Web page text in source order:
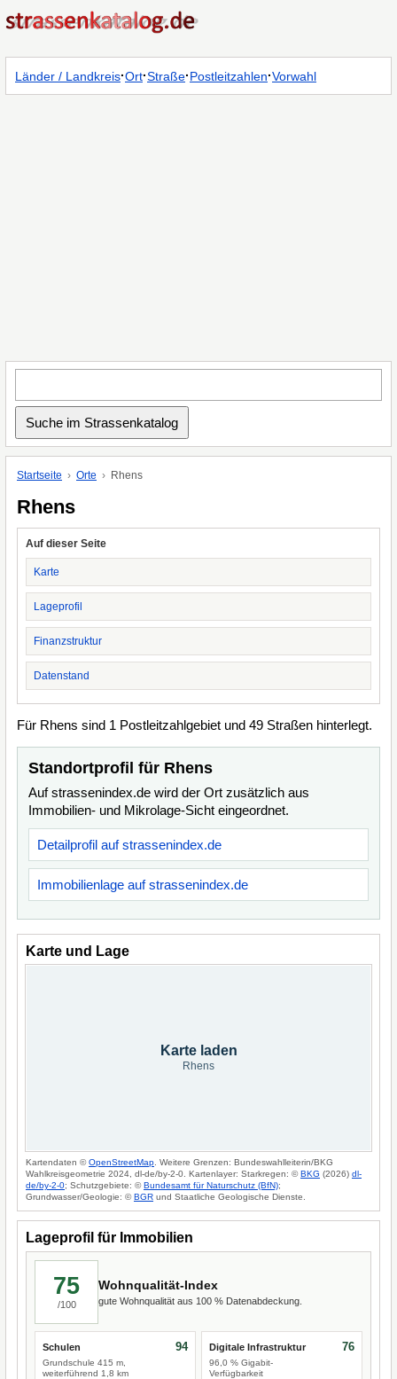
Länder / Landkreis·Ort·Straße·Postleitzahlen·Vorwahl
Startseite Orte Rhens
Rhens
Auf dieser Seite
Karte
Lageprofil
Finanzstruktur
Datenstand
Für Rhens sind 1 Postleitzahlgebiet und 49 Straßen hinterlegt.
Standortprofil für Rhens
Auf strassenindex.de wird der Ort zusätzlich aus
Immobilien- und Mikrolage-Sicht eingeordnet.
Detailprofil auf strassenindex.de
Immobilienlage auf strassenindex.de
Karte und Lage
Karte laden
Rhens
Kartendaten ©OpenStreetMap . Weitere Grenzen: Bundeswahlleiterin/BKG
Wahlkreisgeometrie 2024, dl-de/by-2-0. Kartenlayer: Starkregen: ©BKG (2026) dl-
de/by-2-0; Schutzgebiete: ©Bundesamt für Naturschutz (BfN);
Grundwasser/Geologie: ©BGR und Staatliche Geologische Dienste.
Lageprofil für Immobilien
75
/100
Wohnqualität-Index
gute Wohnqualität aus 100 % Datenabdeckung.
Schulen
Grundschule 415 m,
weiterführend 1,8 km
94 Digitale Infrastruktur
96,0 % Gigabit-
Verfügbarkeit
76